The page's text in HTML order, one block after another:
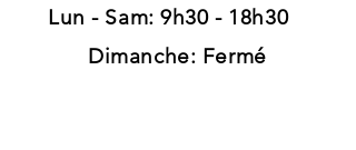
Lun - Sam: 9h30 - 18h30 ​​
Dimanche: Fermé